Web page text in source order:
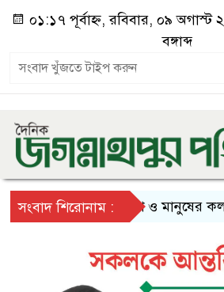
০১:১৭ পূর্বাহ্ন, রবিবার, ০৯ অগাস্ট
বঙ্গাব্দ
সংবাদ শিরোনাম :দেশ ও মানুষের কল্যাণে